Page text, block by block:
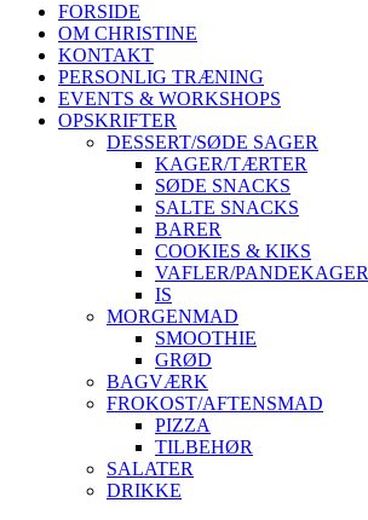
FORSIDE
OM CHRISTINE
KONTAKT
PERSONLIG TRÆNING
EVENTS & WORKSHOPS
OPSKRIFTER
DESSERT/SØDE SAGER
KAGER/TÆRTER
SØDE SNACKS
SALTE SNACKS
BARER
COOKIES & KIKS
VAFLER/PANDEKAGER
IS
MORGENMAD
SMOOTHIE
GRØD
BAGVÆRK
FROKOST/AFTENSMAD
PIZZA
TILBEHØR
SALATER
DRIKKE